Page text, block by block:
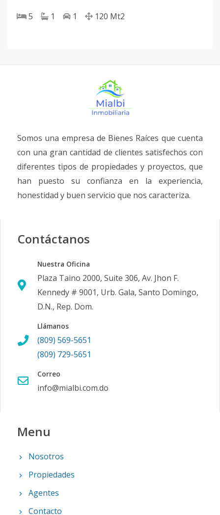
5 1 1 120 Mt2
Somos una empresa de Bienes Raíces que cuenta
con una gran cantidad de clientes satisfechos con
diferentes tipos de propiedades y proyectos, que
han puesto su confianza en la experiencia,
honestidad y buen servicio que nos caracteriza.
Contáctanos
Nuestra Oficina
Plaza Taino 2000, Suite 306, Av. Jhon F.
Kennedy # 9001, Urb. Gala, Santo Domingo,
D.N., Rep. Dom.
Llámanos
(809) 569-5651
(809) 729-5651
Correo
info@mialbi.com.do
Menu
Nosotros
Propiedades
Agentes
Contacto